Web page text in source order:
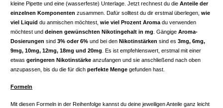
kleine Pipette und eine (wasserfeste) Unterlage. Jetzt rechnest du die Anteile der
einzelnen Komponenten zusammen. Dafür solltest du dir erstmal überlegen, wie
viel Liquid du anmischen möchtest, wie viel Prozent Aroma du verwenden
möchtest und deinen gewünschten Nikotingehalt in mg . Gängige Aroma-
Dosierungen sind 3% oder 6% und bei den Nikotinstärken sind es 3mg, 6mg,
9mg, 10mg, 12mg, 18mg und 20mg . Es ist empfehlenswert, erstmal mit einer
etwas geringeren Nikotinstärke anzufangen und sie anschließend nach oben
anzupassen, bis du die für dich perfekte Menge gefunden hast.
Formeln
Mit diesen Formeln in der Reihenfolge kannst du deine jeweiligen Anteile ganz leicht